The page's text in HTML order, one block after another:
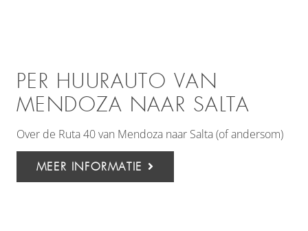
PER HUURAUTO VAN
MENDOZA NAAR SALTA
Over de Ruta 40 van Mendoza naar Salta (of andersom)
MEER INFORMATIE